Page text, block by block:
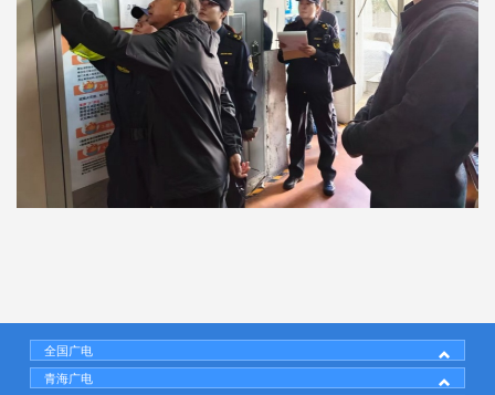
全国广电
青海广电